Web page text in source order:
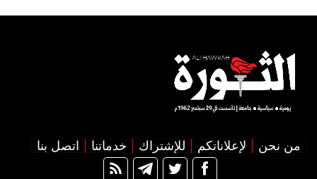
من نحن لإعلاناتكم للإشتراك خدماتنا اتصل بنا